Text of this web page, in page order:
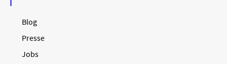
Blog
Presse
Jobs